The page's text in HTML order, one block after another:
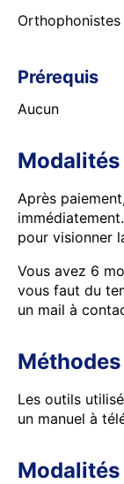
Orthophonistes
Prérequis
Aucun
Après
pour visionner
Vous avez 6
vous faut du
un mail à
Les outils
un manuel à